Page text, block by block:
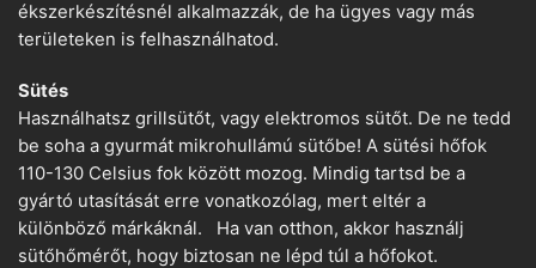
ékszerkészítésnél alkalmazzák, de ha ügyes vagy más
területeken is felhasználhatod.
Sütés
Használhatsz grillsütőt, vagy elektromos sütőt. De ne tedd
be soha a gyurmát mikrohullámú sütőbe! A sütési hőfok
110-130 Celsius fok között mozog. Mindig tartsd be a
gyártó utasítását erre vonatkozólag, mert eltér a
különböző márkáknál. Ha van otthon, akkor használj
sütőhőmérőt, hogy biztosan ne lépd túl a hőfokot.